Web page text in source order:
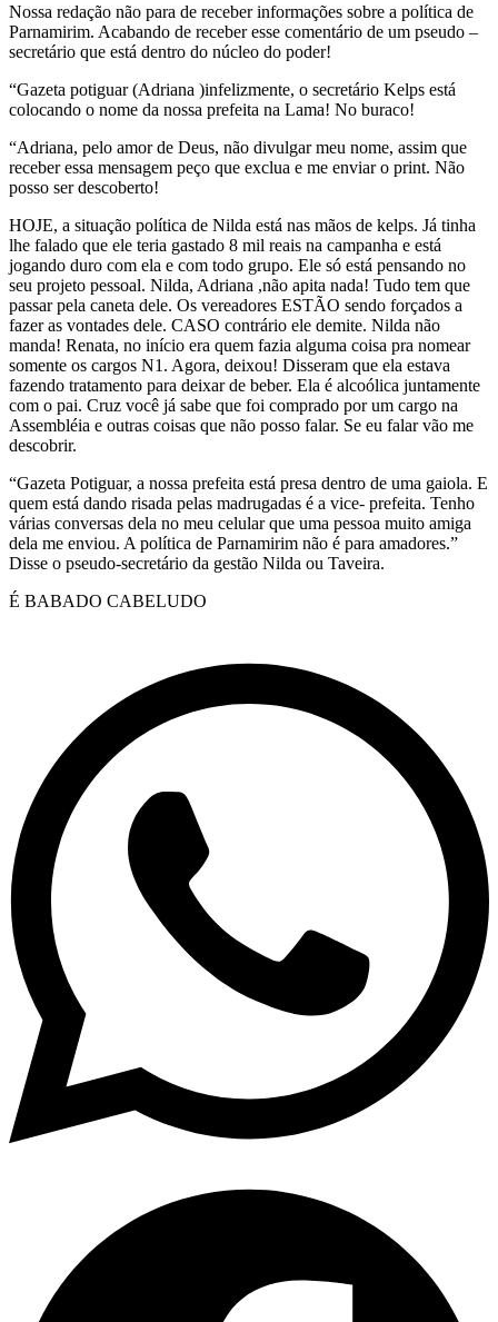
Nossa redação não para de receber informações sobre a política de
Parnamirim. Acabando de receber esse comentário de um pseudo –
secretário que está dentro do núcleo do poder!
“Gazeta potiguar (Adriana )infelizmente, o secretário Kelps está
colocando o nome da nossa prefeita na Lama! No buraco!
“Adriana, pelo amor de Deus, não divulgar meu nome, assim que
receber essa mensagem peço que exclua e me enviar o print. Não
posso ser descoberto!
HOJE, a situação política de Nilda está nas mãos de kelps. Já tinha
lhe falado que ele teria gastado 8 mil reais na campanha e está
jogando duro com ela e com todo grupo. Ele só está pensando no
seu projeto pessoal. Nilda, Adriana ,não apita nada! Tudo tem que
passar pela caneta dele. Os vereadores ESTÃO sendo forçados a
fazer as vontades dele. CASO contrário ele demite. Nilda não
manda! Renata, no início era quem fazia alguma coisa pra nomear
somente os cargos N1. Agora, deixou! Disseram que ela estava
fazendo tratamento para deixar de beber. Ela é alcoólica juntamente
com o pai. Cruz você já sabe que foi comprado por um cargo na
Assembléia e outras coisas que não posso falar. Se eu falar vão me
descobrir.
“Gazeta Potiguar, a nossa prefeita está presa dentro de uma gaiola. E
quem está dando risada pelas madrugadas é a vice- prefeita. Tenho
várias conversas dela no meu celular que uma pessoa muito amiga
dela me enviou. A política de Parnamirim não é para amadores.”
Disse o pseudo-secretário da gestão Nilda ou Taveira.
É BABADO CABELUDO